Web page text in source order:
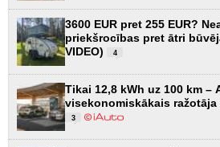
3600 EUR pret 255 EUR?
priekšrocības pret ātri
VIDEO)
4
Tikai 12,8 kWh uz 100 km –
visekonomiskākais ražotāja
3